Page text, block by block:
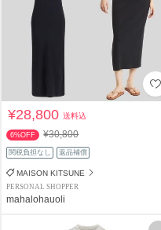
¥28,800送料込
6%OFF ¥30,800
関税負担なし 返品補償
MAISON KITSUNE
PERSONAL SHOPPER
mahalohauoli